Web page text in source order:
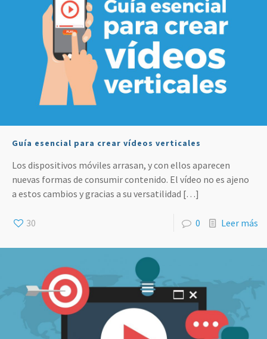
Guía esencial para crear vídeos verticales
Los dispositivos móviles arrasan, y con ellos aparecen
nuevas formas de consumir contenido. El vídeo no es ajeno
a estos cambios y gracias a su versatilidad […]
30 0 Leer más